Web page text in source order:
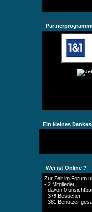
Ein kleines
Wer ist Online ?
Zur Zeit im Forum
- 2 Mitglieder
- davon 0
- 379 Besucher
- 381 Benutzer